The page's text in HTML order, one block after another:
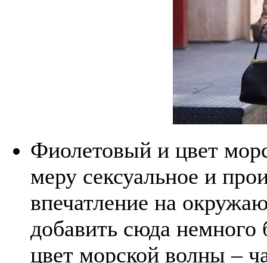
Фиолетовый и цвет
меру сексуальное и
впечатление на
добавить сюда
цвет морской волны –